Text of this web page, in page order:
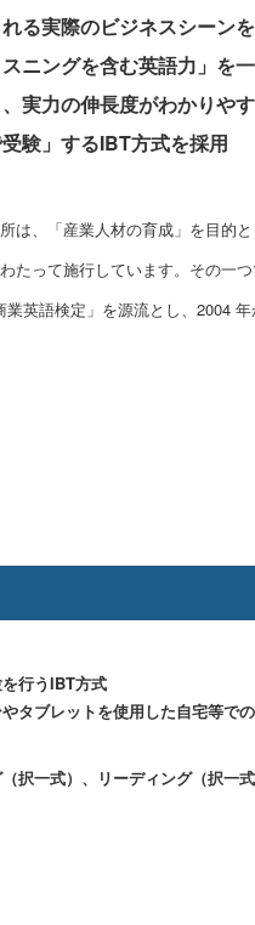
る実際のビジネスシーン
ニングを含む英語力」を
実力の伸長度がわかりやす
験」するIBT方式を採用
は、「産業人材の育成」を目的
たって施行しています。その一
英語検定」を源流とし、2004
行うIBT方式
タブレットを使用した自宅等で
択一式）、リーディング（択一式